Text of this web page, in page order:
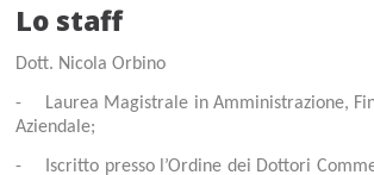
Lo staff
Dott. Nicola Orbino
- Laurea Magistrale in Amministrazione,
Aziendale;
-
Iscritto presso l’Ordine dei Dottori